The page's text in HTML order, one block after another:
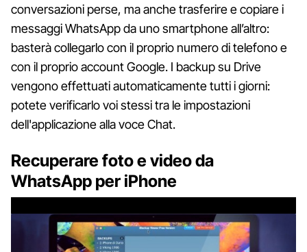
conversazioni perse, ma anche trasferire e copiare i
messaggi WhatsApp da uno smartphone all’altro:
basterà collegarlo con il proprio numero di telefono e
con il proprio account Google. I backup su Drive
vengono effettuati automaticamente tutti i giorni:
potete verificarlo voi stessi tra le impostazioni
dell'applicazione alla voce Chat.
Recuperare foto e video da
WhatsApp per iPhone